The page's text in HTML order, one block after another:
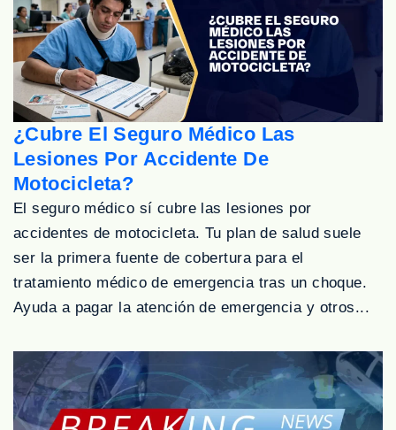
¿Cubre El Seguro Médico Las
Lesiones Por Accidente De
Motocicleta?
El seguro médico sí cubre las lesiones por
accidentes de motocicleta. Tu plan de salud suele
ser la primera fuente de cobertura para el
tratamiento médico de emergencia tras un choque.
Ayuda a pagar la atención de emergencia y otros...